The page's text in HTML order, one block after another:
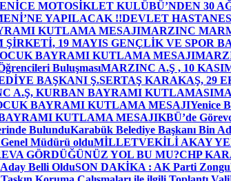
MOTOSİKLET KULÜBÜ’NDEN 30
YAPILACAK !!DEVLET
KUTLAMA MESAJIMARZINC
19 MAYIS GENÇLİK VE SPOR
BAYRAMI KUTLAMA MESAJI
BuluşmasıMARZINC A.Ş , 10
BAŞKANI Ş.SERTAŞ KARAKAŞ, 29
A.Ş, KURBAN BAYRAMI KUTLAMASI
BAYRAMI KUTLAMA MESAJIYenice
KUTLAMA MESAJIKBÜ’de
BulunduKarabük Belediye Başkanı Bin
Müdürü olduMİLLETVEKİLİ AKAY
GÖRDÜĞÜNÜZ YOL BU MU?CHP
Belli OlduSON DAKİKA : AK Parti